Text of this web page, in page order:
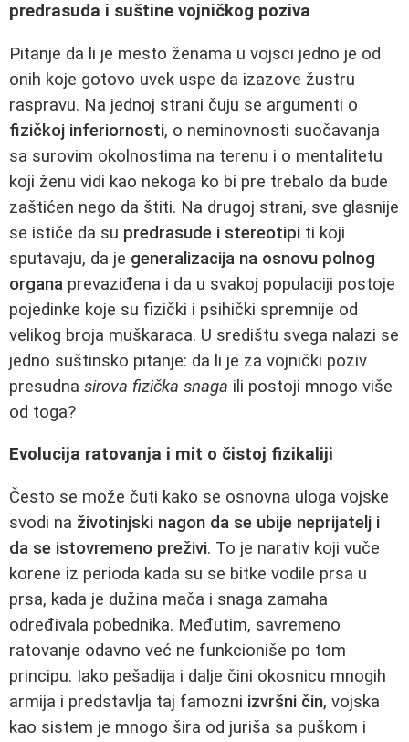
predrasuda i suštine vojničkog poziva
Pitanje da li je mesto ženama u vojsci jedno je od
onih koje gotovo uvek uspe da izazove žustru
raspravu. Na jednoj strani čuju se argumenti o
fizičkoj inferiornosti, o neminovnosti suočavanja
sa surovim okolnostima na terenu i o mentalitetu
koji ženu vidi kao nekoga ko bi pre trebalo da bude
zaštićen nego da štiti. Na drugoj strani, sve glasnije
se ističe da su predrasude i stereotipi ti koji
sputavaju, da je generalizacija na osnovu polnog
organa prevaziđena i da u svakoj populaciji postoje
pojedinke koje su fizički i psihički spremnije od
velikog broja muškaraca. U središtu svega nalazi se
jedno suštinsko pitanje: da li je za vojnički poziv
presudna sirova fizička snaga ili postoji mnogo više
od toga?
Evolucija ratovanja i mit o čistoj fizikaliji
Često se može čuti kako se osnovna uloga vojske
svodi na životinjski nagon da se ubije neprijatelj i
da se istovremeno preživi. To je narativ koji vuče
korene iz perioda kada su se bitke vodile prsa u
prsa, kada je dužina mača i snaga zamaha
određivala pobednika. Međutim, savremeno
ratovanje odavno već ne funkcioniše po tom
principu. Iako pešadija i dalje čini okosnicu mnogih
armija i predstavlja taj famozni izvršni čin, vojska
kao sistem je mnogo šira od juriša sa puškom i